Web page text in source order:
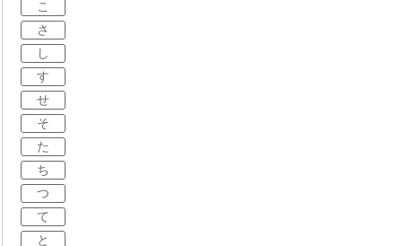
こ
さ
し
す
せ
そ
た
ち
つ
て
と